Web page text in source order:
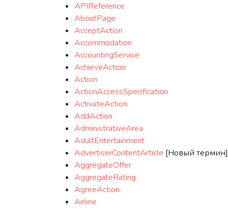
APIReference
AboutPage
AcceptAction
Accommodation
AccountingService
AchieveAction
Action
ActionAccessSpecification
ActivateAction
AddAction
AdministrativeArea
AdultEntertainment
AdvertiserContentArticle [Новый термин]
AggregateOffer
AggregateRating
AgreeAction
Airline